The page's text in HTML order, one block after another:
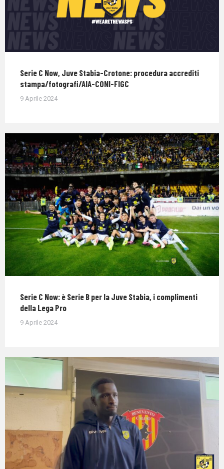
Serie C Now, Juve Stabia-Crotone: procedura accrediti
stampa/fotografi/AIA-CONI-FIGC
9 Aprile 2024
Serie C Now: è Serie B per la Juve Stabia, i complimenti
della Lega Pro
9 Aprile 2024